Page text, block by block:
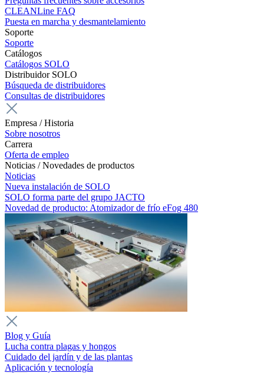
CLEANLine FAQ
Puesta en marcha y desmantelamiento
Soporte
Soporte
Catálogos
Catálogos SOLO
Distribuidor SOLO
Búsqueda de distribuidores
Consultas de distribuidores
Empresa / Historia
Sobre nosotros
Carrera
Oferta de empleo
Noticias / Novedades de productos
Noticias
Nueva instalación de SOLO
SOLO forma parte del grupo JACTO
Novedad de producto: Atomizador de frío eFog 480
Blog y Guía
Lucha contra plagas y hongos
Cuidado del jardín y de las plantas
Aplicación y tecnología